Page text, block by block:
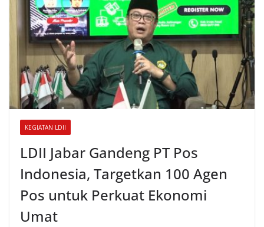
KEGIATAN LDII
LDII Jabar Gandeng PT Pos
Indonesia, Targetkan 100 Agen
Pos untuk Perkuat Ekonomi
Umat